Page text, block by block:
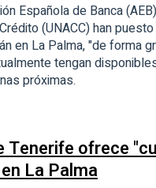
Española de Banca
(UNACC) han
en La Palma, "de forma
tengan
próximas.
Tenerife ofrece
La Palma